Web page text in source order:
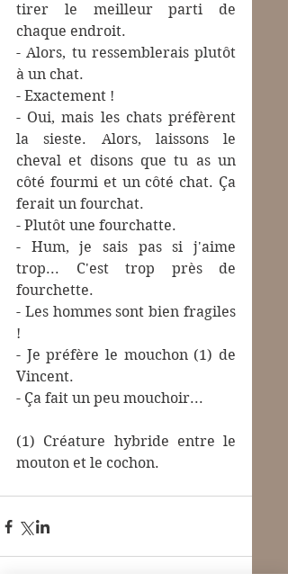
tirer le meilleur parti de
chaque endroit.
- Alors, tu ressemblerais plutôt
à un chat.
- Exactement !
- Oui, mais les chats préfèrent
la sieste. Alors, laissons le
cheval et disons que tu as un
côté fourmi et un côté chat. Ça
ferait un fourchat.
- Plutôt une fourchatte.
- Hum, je sais pas si j'aime
trop... C'est trop près de
fourchette.
- Les hommes sont bien fragiles
!
- Je préfère le mouchon (1) de
Vincent.
- Ça fait un peu mouchoir...
(1) Créature hybride entre le
mouton et le cochon.